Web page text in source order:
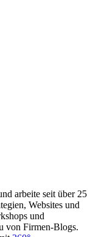
arbeite seit über 25
Websites und
und
von Firmen-Blogs.